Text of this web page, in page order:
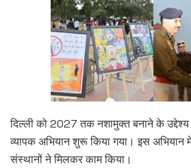
दिल्ली को 2027 तक नशामुक्त बनाने के
व्यापक अभियान शुरू किया गया। इस अभियान में
संस्थानों ने मिलकर काम किया।